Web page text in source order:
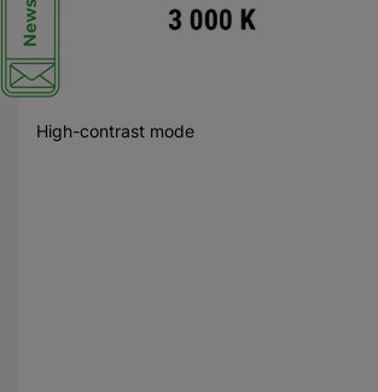
High-contrast mode